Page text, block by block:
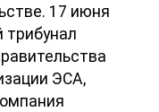
17 июня
трибунал
ЭСА,